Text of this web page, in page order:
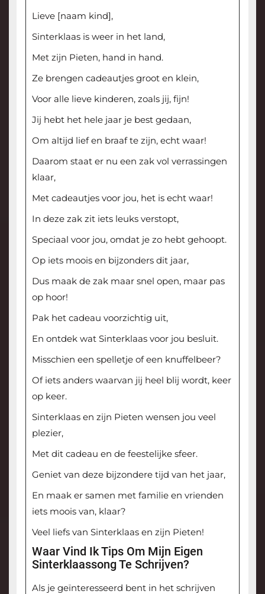
Lieve [naam kind],
Sinterklaas is weer in het land,
Met zijn Pieten, hand in hand.
Ze brengen cadeautjes groot en klein,
Voor alle lieve kinderen, zoals jij, fijn!
Jij hebt het hele jaar je best gedaan,
Om altijd lief en braaf te zijn, echt waar!
Daarom staat er nu een zak vol verrassingen
klaar,
Met cadeautjes voor jou, het is echt waar!
In deze zak zit iets leuks verstopt,
Speciaal voor jou, omdat je zo hebt gehoopt.
Op iets moois en bijzonders dit jaar,
Dus maak de zak maar snel open, maar pas
op hoor!
Pak het cadeau voorzichtig uit,
En ontdek wat Sinterklaas voor jou besluit.
Misschien een spelletje of een knuffelbeer?
Of iets anders waarvan jij heel blij wordt, keer
op keer.
Sinterklaas en zijn Pieten wensen jou veel
plezier,
Met dit cadeau en de feestelijke sfeer.
Geniet van deze bijzondere tijd van het jaar,
En maak er samen met familie en vrienden
iets moois van, klaar?
Veel liefs van Sinterklaas en zijn Pieten!
Waar Vind Ik Tips Om Mijn Eigen
Sinterklaassong Te Schrijven?
Als je geïnteresseerd bent in het schrijven